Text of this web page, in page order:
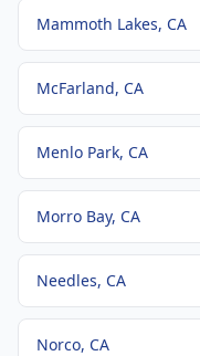
Mammoth Lakes, CA
McFarland, CA
Menlo Park, CA
Morro Bay, CA
Needles, CA
Norco, CA